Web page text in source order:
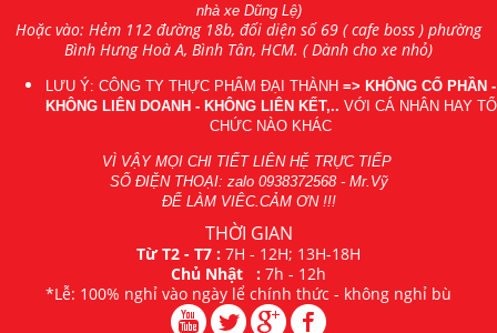
nhà xe Dũng Lệ)
Hoặc vào: Hẻm 112 đường 18b, đối diện số 69 ( cafe boss ) phường
Bình Hưng Hoà A, Bình Tân, HCM. ( Dành cho xe nhỏ)
LƯU Ý: CÔNG TY THỰC PHẨM ĐẠI THÀNH => KHÔNG CỔ PHẦN -
KHÔNG LIÊN DOANH - KHÔNG LIÊN KẾT,.. VỚI CÁ NHÂN HAY TỔ
CHỨC NÀO KHÁC
VÌ VẬY MỌI CHI TIẾT LIÊN HỆ TRỰC TIẾP
SỐ ĐIỆN THOẠI: zalo 0938372568- Mr.Vỹ
ĐỂ LÀM VIÊC.CẢM ƠN !!!
THỜI GIAN
Từ T2 - T7 : 7H - 12H; 13H-18H
Chủ Nhật : 7h - 12h
*Lễ: 100% nghỉ vào ngày lể chính thức - không nghỉ bù